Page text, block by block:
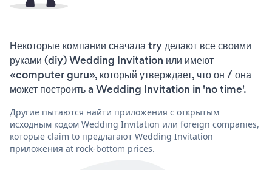
Некоторые компании сначала try делают все своими
руками (diy) Wedding Invitation или имеют
«computer guru», который утверждает, что он / она
может построить a Wedding Invitation in 'no time'.
Другие пытаются найти приложения с открытым
исходным кодом Wedding Invitation или foreign companies,
которые claim to предлагают Wedding Invitation
приложения at rock-bottom prices.